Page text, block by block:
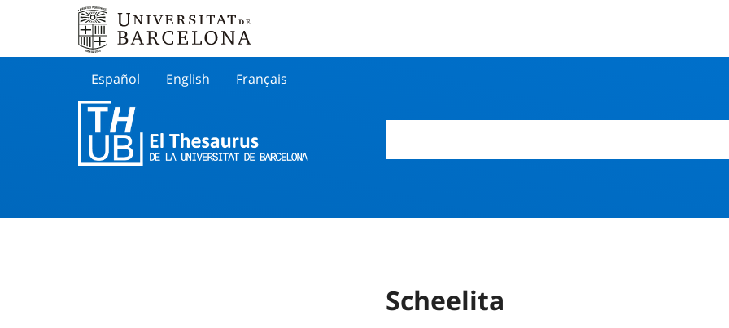
Español English Français
Scheelita